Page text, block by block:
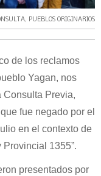
, PUEBLOS ORIGINARIOS
de los reclamos
Yagan, nos
Consulta Previa,
fue negado por el
en el contexto de
1355”.
presentados por